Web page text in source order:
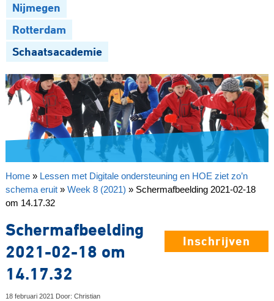
Nijmegen
Rotterdam
Schaatsacademie
Home» Lessen met Digitale ondersteuning en HOE ziet zo’n
schema eruit» Week 8 (2021) » Schermafbeelding 2021-02-18
om 14.17.32
Inschrijven
Schermafbeelding
2021-02-18 om
14.17.32
18 februari 2021 Door: Christian